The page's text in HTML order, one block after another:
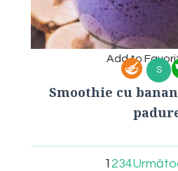
Add to
S
Smoothie cu
1 234